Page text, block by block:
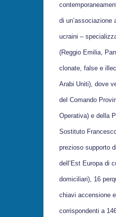
di un’associazione
ucraini –
(Reggio Emilia,
clonate, false e
Arabi Uniti), dove
del Comando
Operativa) e della
Sostituto
prezioso supporto
dell’Est Europa di
domiciliari), 16
chiavi accensione
corrispondenti a